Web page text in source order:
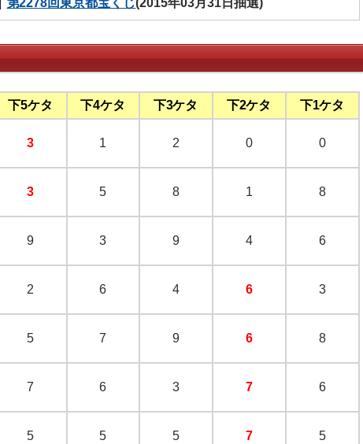
第2278回東京都宝くじ(2015年03月31日抽選)
下5ケタ 下4ケタ 下3ケタ 下2ケタ 下1ケタ
3 1 2 0 0
3 5 8 1 8
9 3 9 4 6
2 6 4 6 3
5 7 9 6 8
7 6 3 7 6
5 5 5 7 5